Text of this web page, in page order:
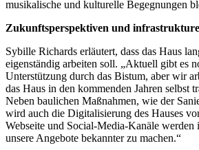
musikalische und kulturelle Begegnungen
Zukunftsperspektiven und
Sybille Richards erläutert, dass das Haus
eigenständig arbeiten soll. „Aktuell gibt es
Unterstützung durch das Bistum, aber wir
das Haus in den kommenden Jahren selbst
Neben baulichen Maßnahmen, wie der
wird auch die Digitalisierung des Hauses
Webseite und Social-Media-Kanäle werden
unsere Angebote bekannter zu machen.“